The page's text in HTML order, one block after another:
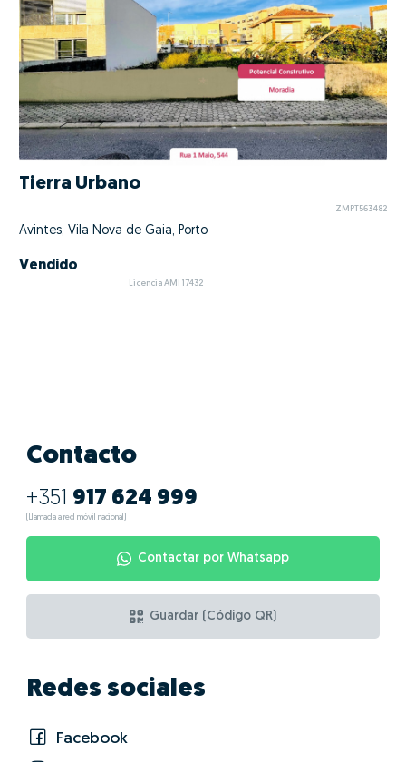
Tierra Urbano
ZMPT563482
Avintes, Vila Nova de Gaia, Porto
Vendido
Licencia AMI 17432
Contacto
+351 917 624 999
(Llamada a red móvil nacional)
Contactar por Whatsapp
Guardar (Código QR)
Redes sociales
Facebook